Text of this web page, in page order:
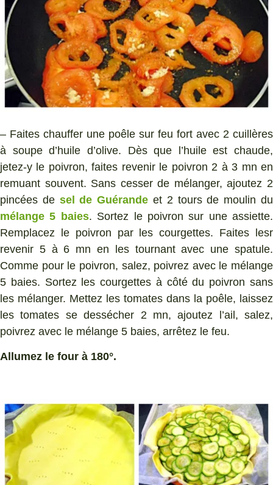
– Faites chauffer une poêle sur feu fort avec 2 cuillères
à soupe d’huile d’olive. Dès que l’huile est chaude,
jetez-y le poivron, faites revenir le poivron 2 à 3 mn en
remuant souvent. Sans cesser de mélanger, ajoutez 2
pincées de sel de Guérande et 2 tours de moulin du
mélange 5 baies. Sortez le poivron sur une assiette.
Remplacez le poivron par les courgettes. Faites lesr
revenir 5 à 6 mn en les tournant avec une spatule.
Comme pour le poivron, salez, poivrez avec le mélange
5 baies. Sortez les courgettes à côté du poivron sans
les mélanger. Mettez les tomates dans la poêle, laissez
les tomates se dessécher 2 mn, ajoutez l’ail, salez,
poivrez avec le mélange 5 baies, arrêtez le feu.
Allumez le four à 180°.